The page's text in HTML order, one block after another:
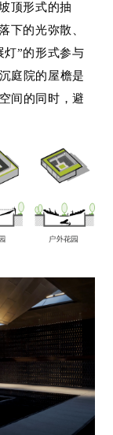
顶形式的抽
下的光弥散、
灯”的形式参与
庭院的屋檐是
间的同时，避